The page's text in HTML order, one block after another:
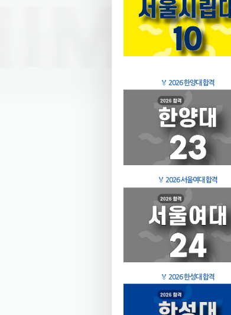
🏅 2026 한양대 합격
🏅 2026 서울여대 합격
🏅 2026 한성대 합격